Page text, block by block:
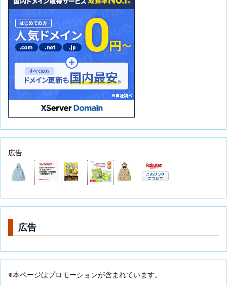
広告
広告
※本ページはプロモーションが含まれています。